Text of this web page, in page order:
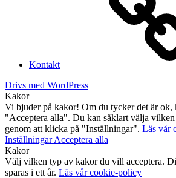
Kontakt
Drivs med WordPress
Kakor
Vi bjuder på kakor! Om du tycker det är ok,
"Acceptera alla". Du kan såklart välja
genom att klicka på "Inställningar". Läs vår
InställningarAcceptera alla
Kakor
Välj vilken typ av kakor du vill acceptera.
sparas i ett år. Läs vår cookie-policy